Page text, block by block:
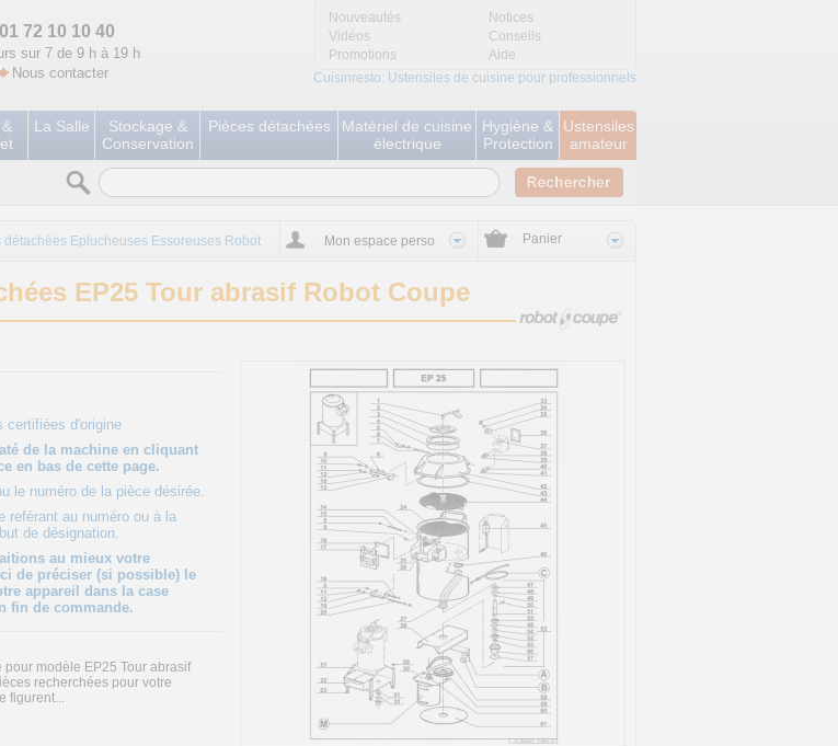
01 72 10 10 40
sur 7 de 9 h à 19 h
Nous contacter
Nouveautés
Notices
Vidéos
Conseils
Promotions
Aide
Cuisinresto: Ustensiles de cuisine pour professionnels
La Salle
Stockage &
Conservation
Pièces détachées
Matériel de cuisine
électrique
Hygiène &
Protection
Ustensiles
amateur
détachées Eplucheuses Essoreuses Robot
Mon espace perso Panier
EP25 Tour abrasif Robot Coupe
certifiées d'origine
de la machine en cliquant
en bas de cette page.
le numéro de la pièce désirée.
reférant au numéro ou à la
de désignation.
au mieux votre
de préciser (si possible) le
appareil dans la case
fin de commande.
pour modèle EP25 Tour abrasif
recherchées pour votre
figurent...